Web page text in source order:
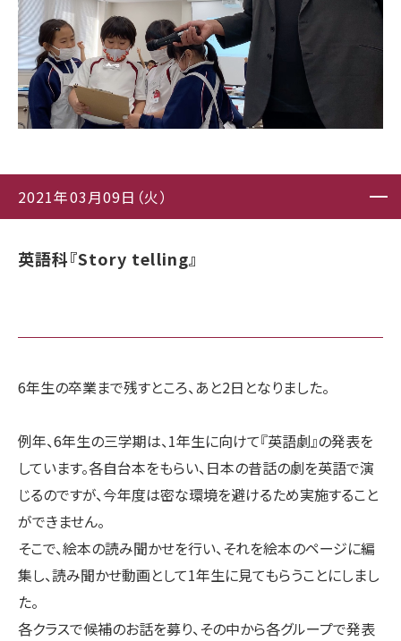
2021年03月09日（火）
英語科『Story telling』
6年生の卒業まで残すところ、あと2日となりました。
例年、6年生の三学期は、1年生に向けて『英語劇』の発表を
しています。各自台本をもらい、日本の昔話の劇を英語で演
じるのですが、今年度は密な環境を避けるため実施すること
ができません。
そこで、絵本の読み聞かせを行い、それを絵本のページに編
集し、読み聞かせ動画として1年生に見てもらうことにしまし
た。
各クラスで候補のお話を募り、その中から各グループで発表